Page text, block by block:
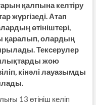
қалпына келтіру
жүргізеді. Атап
өтініштері,
қаралып, олардың
Тексерулер
жою
кінәлі лауазымды
13 өтініш келіп